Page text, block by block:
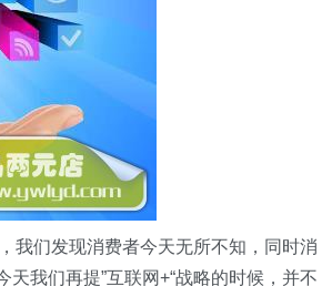
我们发现消费者今天无所不知，同时消
我们再提”互联网+“战略的时候，并不